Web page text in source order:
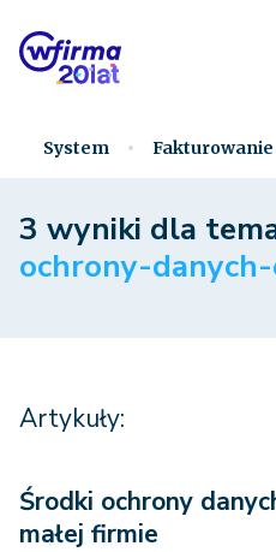
System Fakturowanie
3 wyniki dla
ochrony-
Artykuły:
Środki ochrony
małej firmie